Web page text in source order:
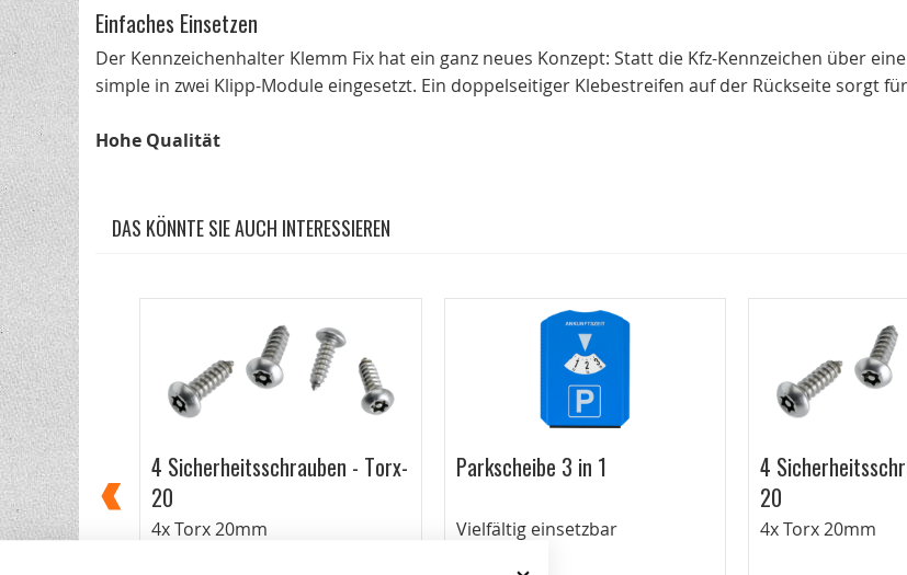
Einfaches Einsetzen
Der Kennzeichenhalter Klemm Fix hat ein ganz neues Konzept: Statt die Kfz-Kennzeichen über
simple in zwei Klipp-Module eingesetzt. Ein doppelseitiger Klebestreifen auf der Rückseite sorgt
Hohe Qualität
DAS KÖNNTE SIE AUCH INTERESSIEREN
4 Sicherheitsschrauben - Torx-
20
4x Torx 20mm
Parkscheibe 3 in 1
Vielfältig einsetzbar
4
20
4x Torx 20mm